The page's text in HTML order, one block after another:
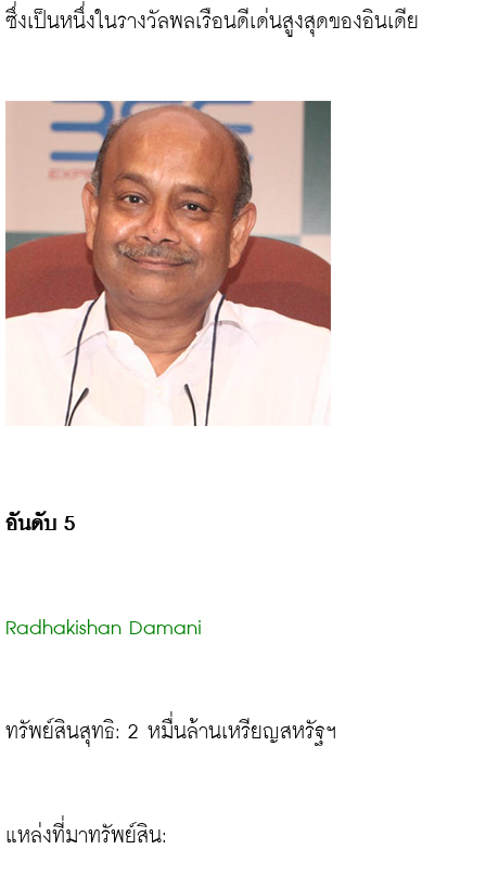
ซึ่งเป็นหนึ่งในรางวัลพลเรือนดีเด่นสูงสุดของอินเดีย
อันดับ 5
Radhakishan Damani
ทรัพย์สินสุทธิ: 2 หมื่นล้านเหรียญสหรัฐฯ
แหล่งที่มาทรัพย์สิน: